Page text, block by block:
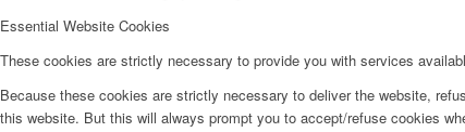
Essential Website Cookies
These cookies are strictly necessary to provide you with services
Because these cookies are strictly necessary to deliver the website,
this website. But this will always prompt you to accept/refuse cookies